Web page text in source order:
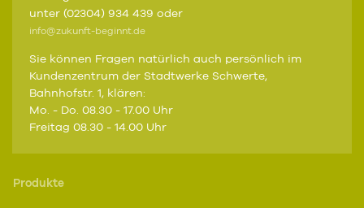
unter (02304) 934 439 oder
info@zukunft-beginnt.de
Sie können Fragen natürlich auch persönlich im
Kundenzentrum der Stadtwerke Schwerte,
Bahnhofstr. 1, klären:
Mo. - Do. 08.30 - 17.00 Uhr
Freitag 08.30 - 14.00 Uhr
Produkte